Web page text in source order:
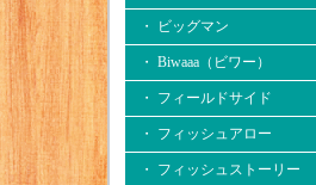
・ ビッグマン
・ Biwaaa（ビワー）
・ フィールドサイド
・ フィッシュアロー
・ フィッシュストーリー